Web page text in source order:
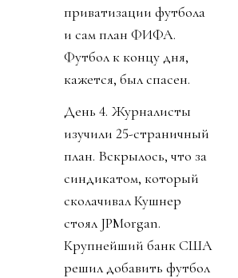
приватизации футбола
и сам план ФИФА.
Футбол к концу дня,
кажется, был спасен.
День 4. Журналисты
изучили 25-страничный
план. Вскрылось, что за
синдикатом, который
сколачивал Кушнер
стоял JPMorgan.
Крупнейший банк США
решил добавить футбол